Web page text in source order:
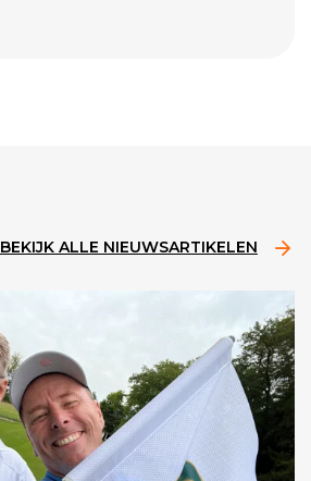
BEKIJK ALLE NIEUWSARTIKELEN